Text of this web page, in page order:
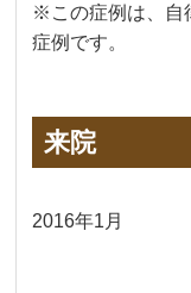
※この症例は、自
症例です。
来院
2016年1月